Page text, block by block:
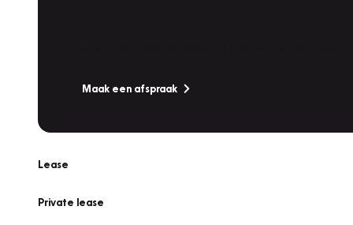
Maak een afspraak
Lease
Private lease